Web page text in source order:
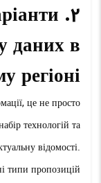
даних в
регіоні
це не просто
технологій та
відомості.
типи пропозицій